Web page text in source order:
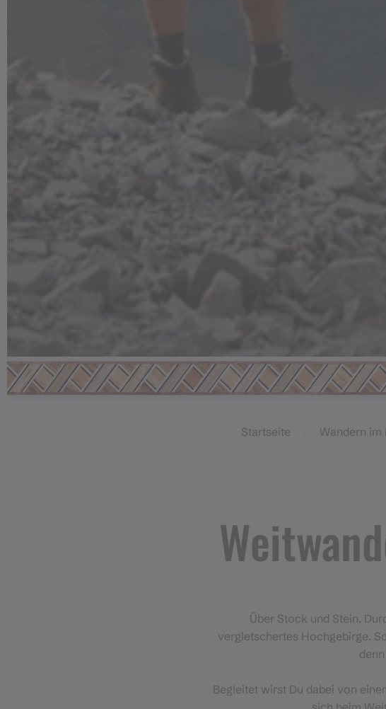
Startseite Wandern
Über Stock und Stein.
vergletschertes Hochgebirge.
Begleitet wirst Du dabei von